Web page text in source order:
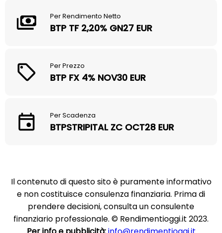
Per Rendimento Netto
BTP TF 2,20% GN27 EUR
Per Prezzo
BTP FX 4% NOV30 EUR
Per Scadenza
BTPSTRIPITAL ZC OCT28 EUR
Il contenuto di questo sito è puramente informativo
e non costituisce consulenza finanziaria. Prima di
prendere decisioni, consulta un consulente
finanziario professionale. © Rendimentioggi.it 2023.